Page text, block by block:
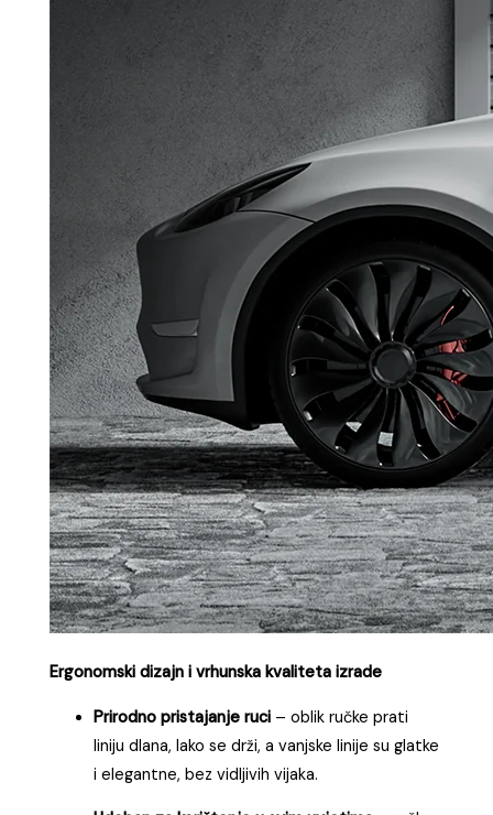
Ergonomski dizajn i vrhunska kvaliteta izrade
Prirodno pristajanje ruci – oblik ručke prati
liniju dlana, lako se drži, a vanjske linije su glatke
i elegantne, bez vidljivih vijaka.